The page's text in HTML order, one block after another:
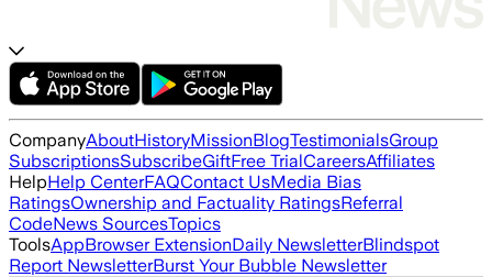
CompanyAboutHistoryMissionBlogTestimonialsGroup
SubscriptionsSubscribeGiftFree TrialCareersAffiliates
HelpHelp CenterFAQContact UsMedia Bias
RatingsOwnership and Factuality RatingsReferral
CodeNews SourcesTopics
ToolsAppBrowser ExtensionDaily NewsletterBlindspot
Report NewsletterBurst Your Bubble Newsletter